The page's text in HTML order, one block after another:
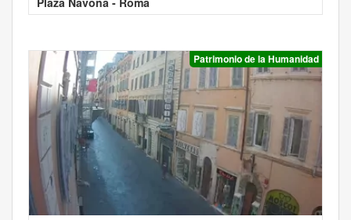
Patrimonio de la Humanidad